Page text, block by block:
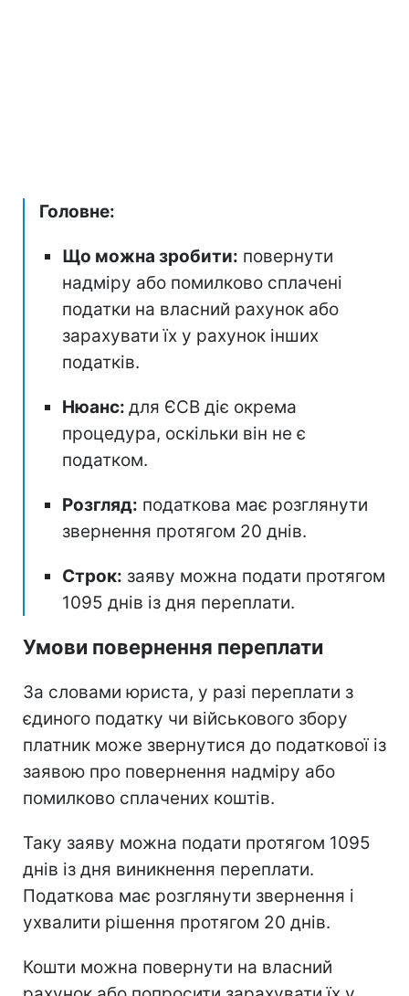
Головне:
Що можна зробити: повернути
надміру або помилково сплачені
податки на власний рахунок або
зарахувати їх у рахунок інших
податків.
Нюанс: для ЄСВ діє окрема
процедура, оскільки він не є
податком.
Розгляд: податкова має розглянути
звернення протягом 20 днів.
Строк: заяву можна подати протягом
1095 днів із дня переплати.
Умови повернення переплати
За словами юриста, у разі переплати з
єдиного податку чи військового збору
платник може звернутися до податкової із
заявою про повернення надміру або
помилково сплачених коштів.
Таку заяву можна подати протягом 1095
днів із дня виникнення переплати.
Податкова має розглянути звернення і
ухвалити рішення протягом 20 днів.
Кошти можна повернути на власний